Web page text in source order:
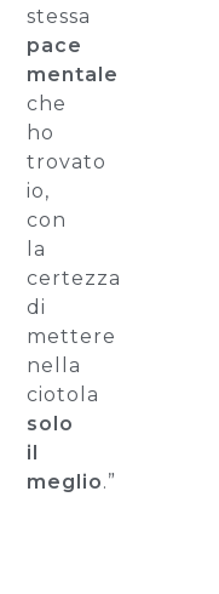
stessa
pace
mentale
che
ho
trovato
io,
con
la
certezza
di
mettere
nella
ciotola
solo
il
meglio.”